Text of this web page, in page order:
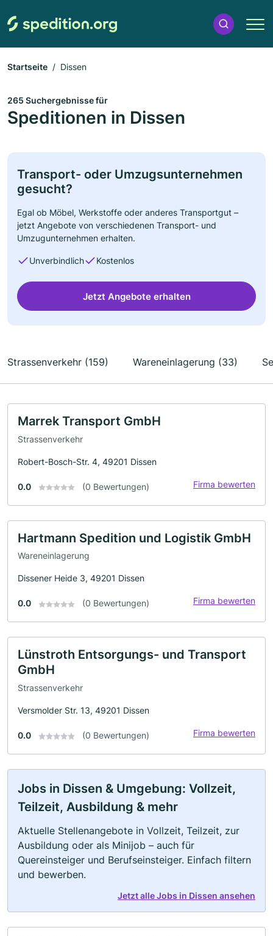
Startseite Dissen
265 Suchergebnisse für
Speditionen in Dissen
Transport- oder Umzugsunternehmen
gesucht?
Egal ob Möbel, Werkstoffe oder anderes Transportgut –
jetzt Angebote von verschiedenen Transport- und
Umzugunternehmen erhalten.
Unverbindlich Kostenlos
Jetzt Angebote erhalten
Strassenverkehr (159) Wareneinlagerung (33)
Marrek Transport GmbH
Strassenverkehr
Robert-Bosch-Str. 4, 49201 Dissen
0.0 (0 Bewertungen) Firma bewerten
Hartmann Spedition und Logistik GmbH
Wareneinlagerung
Dissener Heide 3, 49201 Dissen
0.0 (0 Bewertungen) Firma bewerten
Lünstroth Entsorgungs- und Transport
GmbH
Strassenverkehr
Versmolder Str. 13, 49201 Dissen
0.0 (0 Bewertungen) Firma bewerten
Jobs in Dissen & Umgebung: Vollzeit,
Teilzeit, Ausbildung & mehr
Aktuelle Stellenangebote in Vollzeit, Teilzeit, zur
Ausbildung oder als Minijob – auch für
Quereinsteiger und Berufseinsteiger. Einfach filtern
und bewerben.
Jetzt alle Jobs in Dissen ansehen